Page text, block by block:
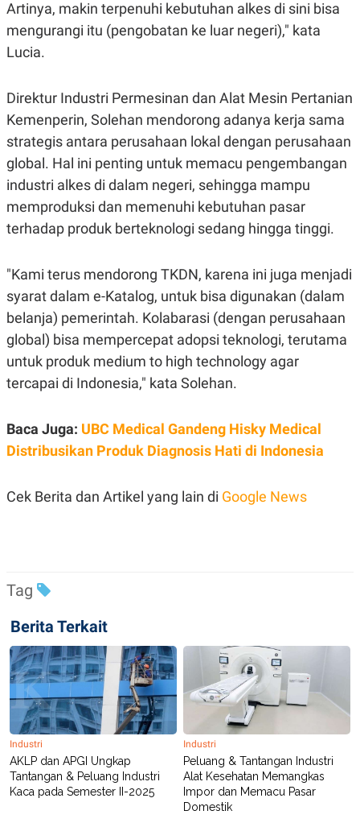
Artinya, makin terpenuhi kebutuhan alkes di sini bisa
mengurangi itu (pengobatan ke luar negeri)," kata
Lucia.
Direktur Industri Permesinan dan Alat Mesin Pertanian
Kemenperin, Solehan mendorong adanya kerja sama
strategis antara perusahaan lokal dengan perusahaan
global. Hal ini penting untuk memacu pengembangan
industri alkes di dalam negeri, sehingga mampu
memproduksi dan memenuhi kebutuhan pasar
terhadap produk berteknologi sedang hingga tinggi.
"Kami terus mendorong TKDN, karena ini juga menjadi
syarat dalam e-Katalog, untuk bisa digunakan (dalam
belanja) pemerintah. Kolabarasi (dengan perusahaan
global) bisa mempercepat adopsi teknologi, terutama
untuk produk medium to high technology agar
tercapai di Indonesia," kata Solehan.
Baca Juga: UBC Medical Gandeng Hisky Medical
Distribusikan Produk Diagnosis Hati di Indonesia
Cek Berita dan Artikel yang lain di Google News
Tag
Berita Terkait
Industri
AKLP dan APGI Ungkap
Tantangan & Peluang Industri
Kaca pada Semester II-2025
Industri
Peluang & Tantangan Industri
Alat Kesehatan Memangkas
Impor dan Memacu Pasar
Domestik